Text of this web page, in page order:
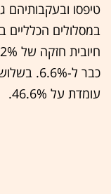
טיפסו
במסלולים
כבר ל-
עומדת על 46.6%.